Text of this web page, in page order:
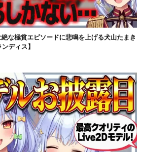
な極貧エピソードに悲鳴を上げる犬山たまき
ディス】